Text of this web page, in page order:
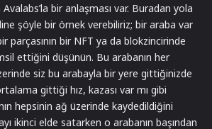
bir anlaşması var. Buradan yola
şöyle bir örnek verebiliriz; bir araba var
parçasının bir NFT ya da blokzincirinde
ettiğini düşünün. Bu arabanın her
siz bu arabayla bir yere gittiğinizde
gittiği hız, kazası var mı gibi
hepsinin ağ üzerinde kaydedildiğini
ikinci elde satarken o arabanın başından